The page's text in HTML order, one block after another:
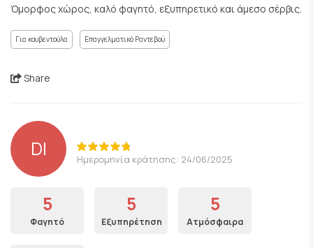
Όμορφος χώρος, καλό φαγητό, εξυπηρετικό και άμεσο σέρβις.
Για κουβεντούλα Επαγγελματικό Ραντεβού
Share
DI Ημερομηνία κράτησης: 24/06/2025
5
Φαγητό
5
Εξυπηρέτηση
5
Ατμόσφαιρα